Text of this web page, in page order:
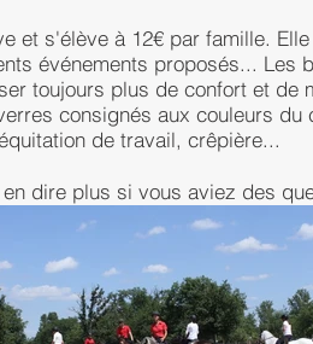
et s'élève à 12€ par famille.
événements proposés... Les
toujours plus de confort et de
consignés aux couleurs du
de travail, crêpière...
dire plus si vous aviez des